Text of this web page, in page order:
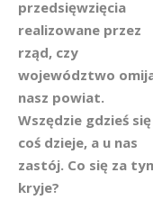
przedsięwzięcia
realizowane przez
rząd, czy
województwo
nasz powiat.
Wszędzie gdzieś się
coś dzieje, a u nas
zastój. Co się za
kryje?